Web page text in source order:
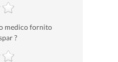
medico fornito
?